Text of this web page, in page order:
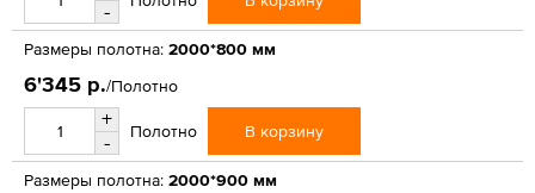
-
Размеры полотна: 2000*800 мм
6'345 р./Полотно
+
-
Полотно В корзину
Размеры полотна: 2000*900 мм